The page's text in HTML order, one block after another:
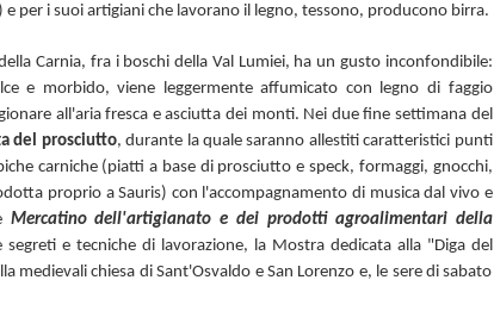
per i suoi artigiani che lavorano il legno, tessono, producono birra.
Carnia, fra i boschi della Val Lumiei, ha un gusto inconfondibile:
e morbido, viene leggermente affumicato con legno di faggio
all'aria fresca e asciutta dei monti. Nei due fine settimana del
del prosciutto, durante la quale saranno allestiti caratteristici punti
carniche ( piatti a base di prosciutto e speck, formaggi, gnocchi,
proprio a Sauris) con l'accompagnamento di musica dal vivo e
Mercatino dell'artigianato e dei prodotti agroalimentari della
e tecniche di lavorazione, la Mostra dedicata alla "Diga del
chiesa di Sant'Osvaldo e San Lorenzo e, le sere di sabato